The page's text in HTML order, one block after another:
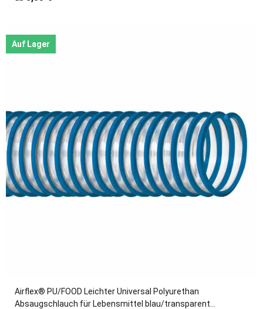
Auf Lager
Airflex® PU/FOOD Leichter Universal Polyurethan
Absaugschlauch für Lebensmittel blau/transparent